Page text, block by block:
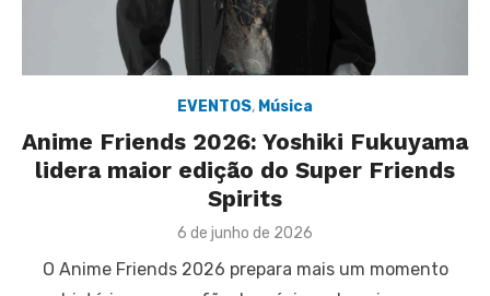
EVENTOS, Música
Anime Friends 2026: Yoshiki Fukuyama
lidera maior edição do Super Friends
Spirits
Posted
6 de junho de 2026
O Anime Friends 2026 prepara mais um momento